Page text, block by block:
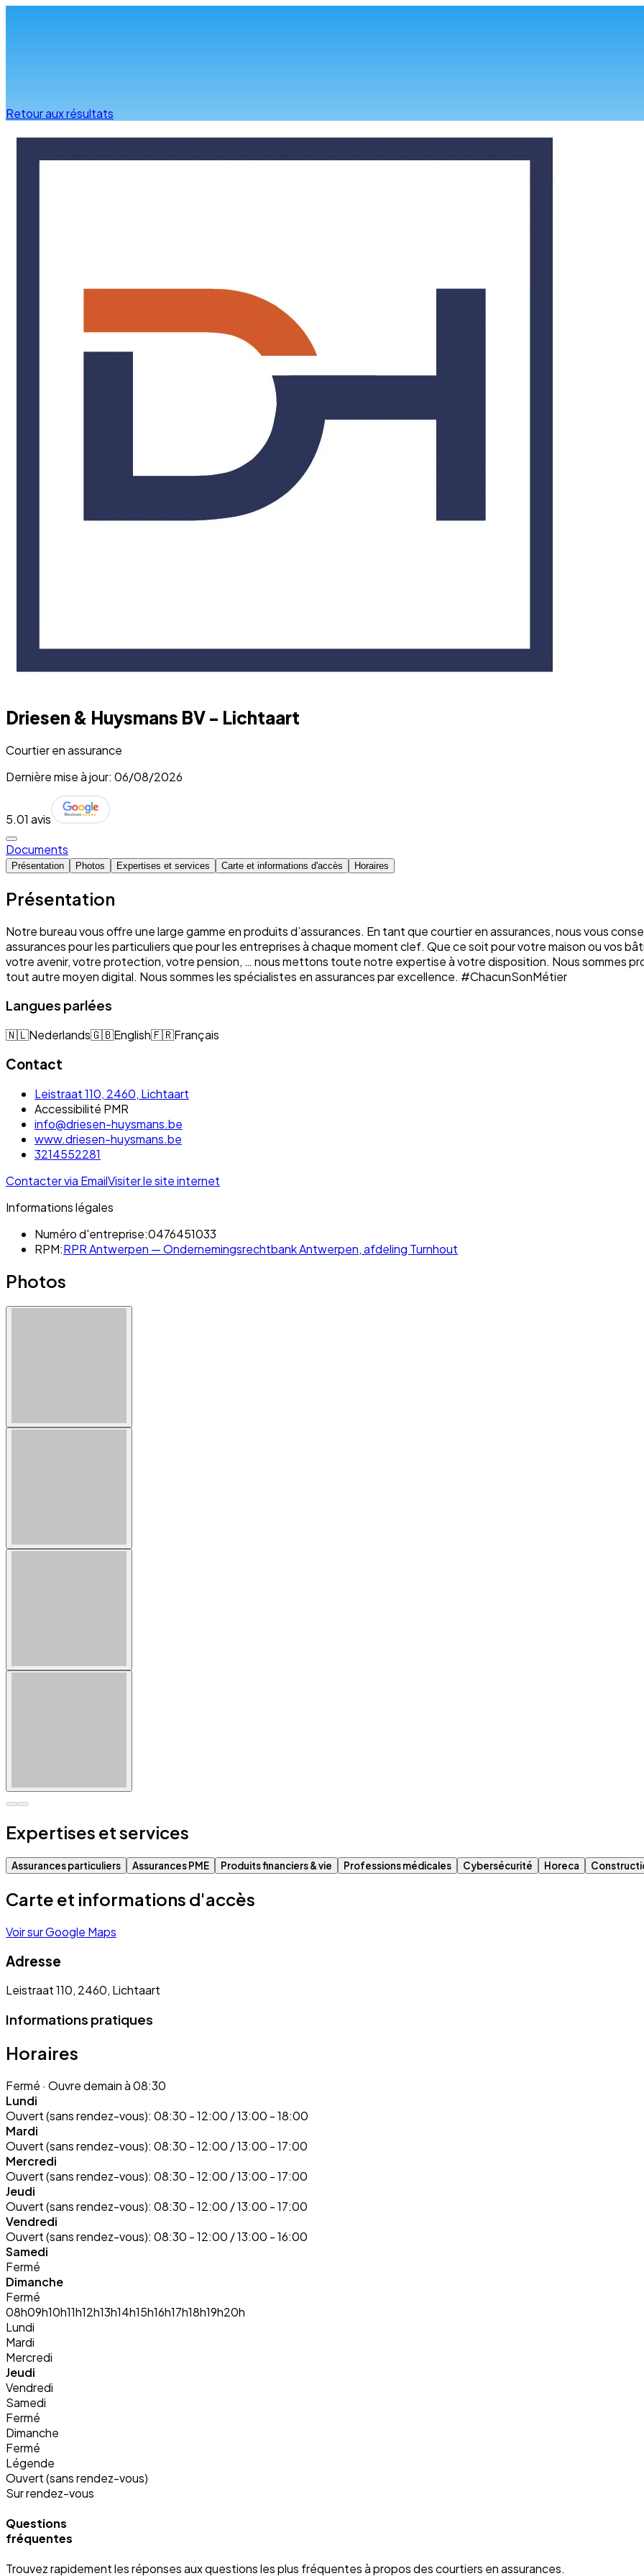
Retour aux résultats
Driesen & Huysmans BV - Lichtaart
Courtier en assurance
Dernière mise à jour: 06/08/2026
5.01 avis
Documents
Présentation Photos Expertises et services Carte et informations d'accès Horaires
Présentation
Notre bureau vous offre une large gamme en produits d’assurances. En tant que courtier en assurances, nous vous
assurances pour les particuliers que pour les entreprises à chaque moment clef. Que ce soit pour votre maison ou vos
votre avenir, votre protection, votre pension, … nous mettons toute notre expertise à votre disposition. Nous sommes
tout autre moyen digital. Nous sommes les spécialistes en assurances par excellence. #ChacunSonMétier
Langues parlées
🇳🇱Nederlands🇬🇧English🇫🇷Français
Contact
Leistraat 110, 2460, Lichtaart
Accessibilité PMR
info@driesen-huysmans.be
www.driesen-huysmans.be
3214552281
Contacter via EmailVisiter le site internet
Informations légales
Numéro d'entreprise:0476451033
RPM:RPR Antwerpen — Ondernemingsrechtbank Antwerpen, afdeling Turnhout
Photos
Expertises et services
Assurances particuliers Assurances PME Produits financiers & vie Professions médicales Cybersécurité Horeca
Carte et informations d'accès
Voir sur Google Maps
Adresse
Leistraat 110, 2460, Lichtaart
Informations pratiques
Horaires
Fermé · Ouvre demain à 08:30
Lundi
Ouvert (sans rendez-vous): 08:30 - 12:00 / 13:00 - 18:00
Mardi
Ouvert (sans rendez-vous): 08:30 - 12:00 / 13:00 - 17:00
Mercredi
Ouvert (sans rendez-vous): 08:30 - 12:00 / 13:00 - 17:00
Jeudi
Ouvert (sans rendez-vous): 08:30 - 12:00 / 13:00 - 17:00
Vendredi
Ouvert (sans rendez-vous): 08:30 - 12:00 / 13:00 - 16:00
Samedi
Fermé
Dimanche
Fermé
08h09h10h11h12h13h14h15h16h17h18h19h20h
Lundi
Mardi
Mercredi
Jeudi
Vendredi
Samedi
Fermé
Dimanche
Fermé
Légende
Ouvert (sans rendez-vous)
Sur rendez-vous
Questions
fréquentes
Trouvez rapidement les réponses aux questions les plus fréquentes à propos des courtiers en assurances.